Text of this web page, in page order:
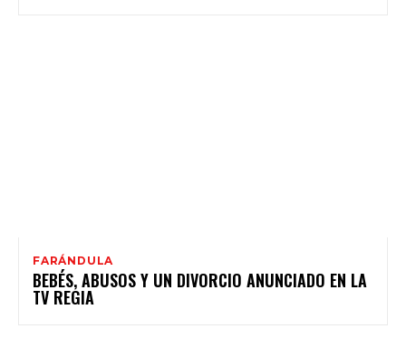
FARÁNDULA
BEBÉS, ABUSOS Y UN DIVORCIO ANUNCIADO EN LA
TV REGIA